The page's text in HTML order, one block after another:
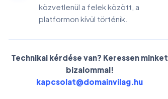
közvetlenül a felek között, a
platformon kívül történik.
Technikai kérdése van? Keressen minket
bizalommal!
kapcsolat@domainvilag.hu